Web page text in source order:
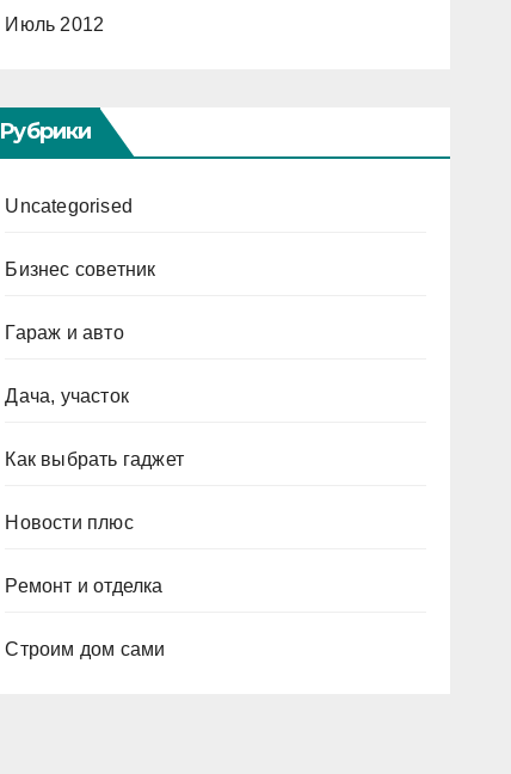
Июль 2012
Рубрики
Uncategorised
Бизнес советник
Гараж и авто
Дача, участок
Как выбрать гаджет
Новости плюс
Ремонт и отделка
Строим дом сами